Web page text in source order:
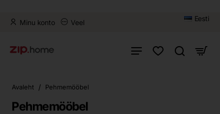
Minu konto Veel Eesti
Pehmemööbel
AvalehthomePehmemööbel